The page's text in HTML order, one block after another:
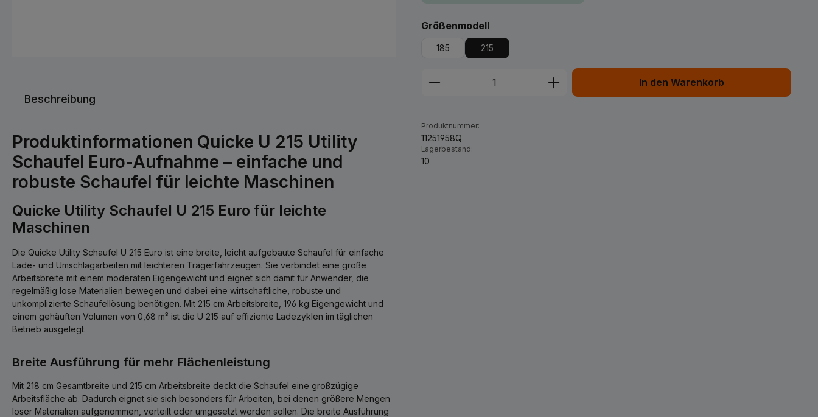
Größenmodellauswählen
185 215
Produkt Anzahl: Gib den gewünschten Wert ein oder
In den Warenkorb
Produktnummer:
11251958Q
Lagerbestand:
10
Beschreibung
Produktinformationen Quicke U 215 Utility
Schaufel Euro-Aufnahme – einfache und
robuste Schaufel für leichte Maschinen
Quicke Utility Schaufel U 215 Euro für leichte
Maschinen
Die Quicke Utility Schaufel U 215 Euro ist eine breite, leicht aufgebaute Schaufel für einfache
Lade- und Umschlagarbeiten mit leichteren Trägerfahrzeugen. Sie verbindet eine große
Arbeitsbreite mit einem moderaten Eigengewicht und eignet sich damit für Anwender, die
regelmäßig lose Materialien bewegen und dabei eine wirtschaftliche, robuste und
unkomplizierte Schaufellösung benötigen. Mit 215 cm Arbeitsbreite, 196 kg Eigengewicht und
einem gehäuften Volumen von 0,68 m³ ist die U 215 auf effiziente Ladezyklen im täglichen
Betrieb ausgelegt.
Breite Ausführung für mehr Flächenleistung
Mit 218 cm Gesamtbreite und 215 cm Arbeitsbreite deckt die Schaufel eine großzügige
Arbeitsfläche ab. Dadurch eignet sie sich besonders für Arbeiten, bei denen größere Mengen
loser Materialien aufgenommen, verteilt oder umgesetzt werden sollen. Die breite Ausführung